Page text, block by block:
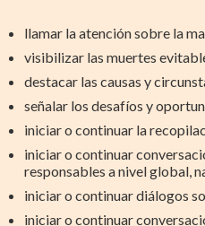
llamar la atención sobre la
visibilizar las muertes
destacar las causas y
señalar los desafíos y
iniciar o continuar la
iniciar o continuar
responsables a nivel global,
iniciar o continuar diálogos
iniciar o continuar